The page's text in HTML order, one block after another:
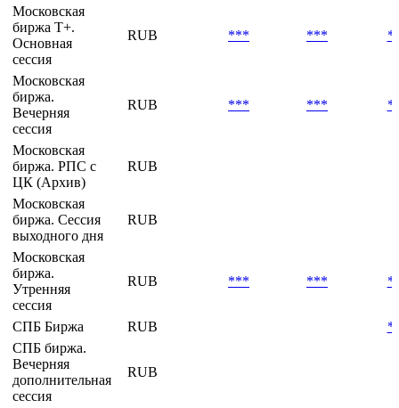
Московская
биржа Т+.
Основная
сессия
RUB *** ***
Московская
биржа.
Вечерняя
сессия
RUB *** ***
Московская
биржа. РПС с
ЦК (Архив)
RUB
Московская
биржа. Сессия
выходного дня
RUB
Московская
биржа.
Утренняя
сессия
RUB *** ***
СПБ Биржа RUB
СПБ биржа.
Вечерняя
дополнительная
сессия
RUB